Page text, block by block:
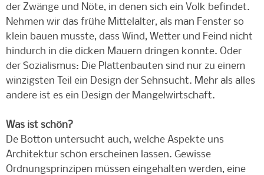
der Zwänge und Nöte, in denen sich ein Volk befindet.
Nehmen wir das frühe Mittelalter, als man Fenster so
klein bauen musste, dass Wind, Wetter und Feind nicht
hindurch in die dicken Mauern dringen konnte. Oder
der Sozialismus: Die Plattenbauten sind nur zu einem
winzigsten Teil ein Design der Sehnsucht. Mehr als alles
andere ist es ein Design der Mangelwirtschaft.
Was ist schön?
De Botton untersucht auch, welche Aspekte uns
Architektur schön erscheinen lassen. Gewisse
Ordnungsprinzipen müssen eingehalten werden, eine